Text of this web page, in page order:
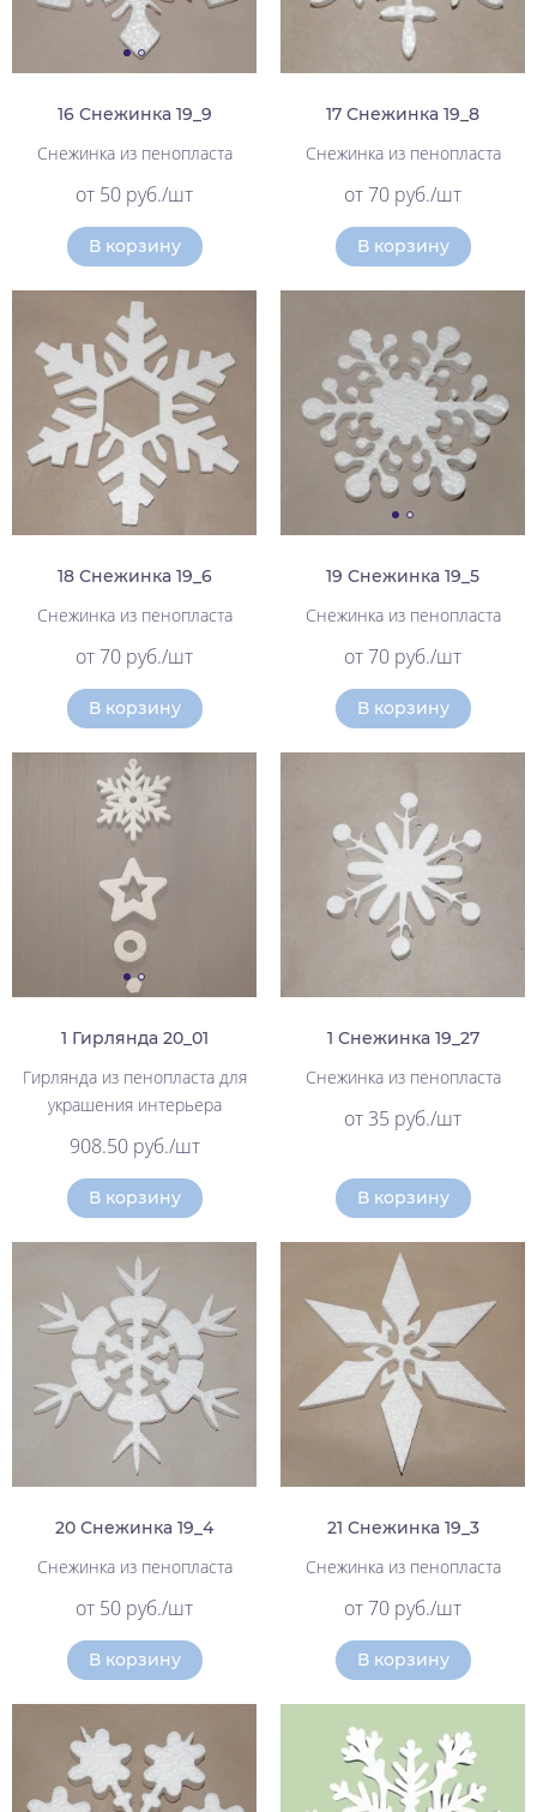
16 Снежинка 19_9
Снежинка из пенопласта
от 50 руб./шт
В корзину
17 Снежинка 19_8
Снежинка из пенопласта
от 70 руб./шт
В корзину
18 Снежинка 19_6
Снежинка из пенопласта
от 70 руб./шт
В корзину
19 Снежинка 19_5
Снежинка из пенопласта
от 70 руб./шт
В корзину
1 Гирлянда 20_01
Гирлянда из пенопласта для
украшения интерьера
908.50 руб./шт
В корзину
1 Снежинка 19_27
Снежинка из пенопласта
от 35 руб./шт
В корзину
20 Снежинка 19_4
Снежинка из пенопласта
от 50 руб./шт
В корзину
21 Снежинка 19_3
Снежинка из пенопласта
от 70 руб./шт
В корзину